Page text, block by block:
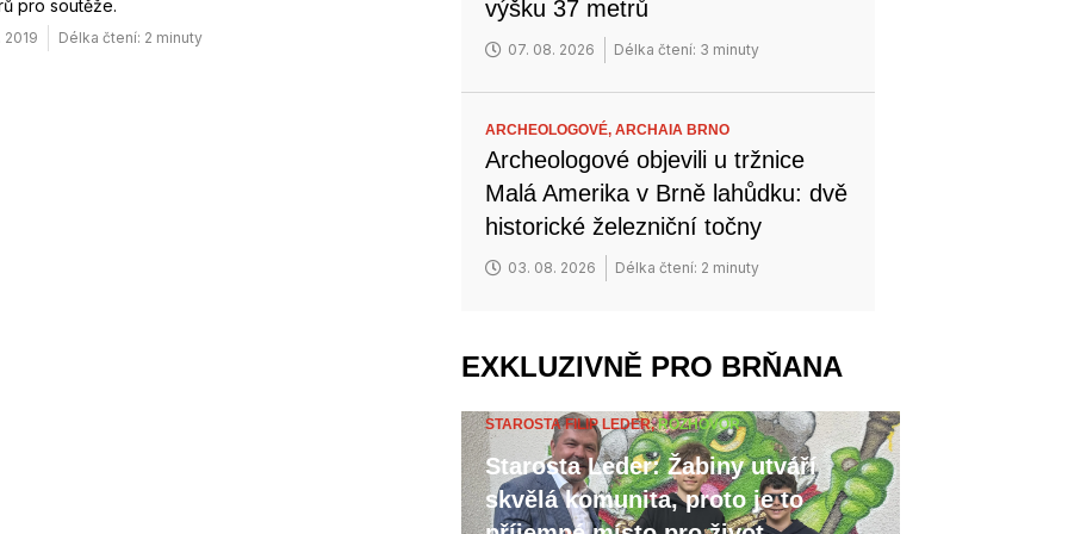
pro soutěže.
2019 Délka čtení: 2 minuty
výšku 37 metrů
07. 08. 2026 Délka čtení: 3 minuty
ARCHEOLOGOVÉ,ARCHAIA BRNO
Archeologové objevili u tržnice
Malá Amerika v Brně lahůdku: dvě
historické železniční točny
03. 08. 2026 Délka čtení: 2 minuty
EXKLUZIVNĚ PRO BRŇANA
STAROSTA FILIP LEDER,ROZHOVOR
Starosta Leder: Žabiny utváří
skvělá komunita, proto je to